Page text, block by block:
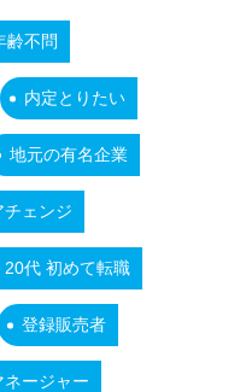
齢不問
内定とりたい
地元の有名企業
チェンジ
20代 初めて転職
登録販売者
ネージャー